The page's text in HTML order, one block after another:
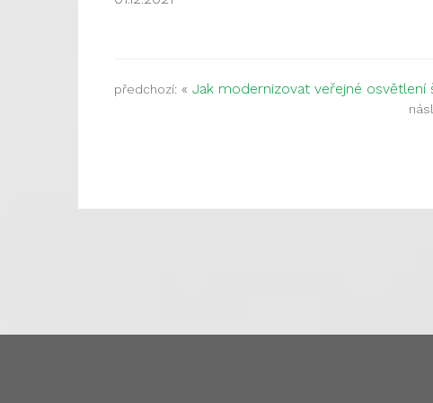
předchozí: « Jak modernizovat veřejné osvětlení